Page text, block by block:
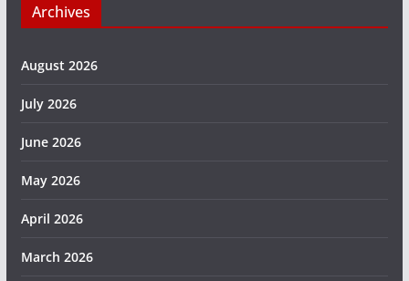
Archives
August 2026
July 2026
June 2026
May 2026
April 2026
March 2026